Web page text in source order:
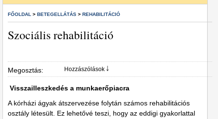
FŐOLDAL > BETEGELLÁTÁS > REHABILITÁCIÓ
Szociális rehabilitáció
Megosztás: Hozzászólások ￬
Visszailleszkedés a munkaerőpiacra
A kórházi ágyak átszervezése folytán számos rehabilitációs
osztály létesült. Ez lehetővé teszi, hogy az eddigi gyakorlattal